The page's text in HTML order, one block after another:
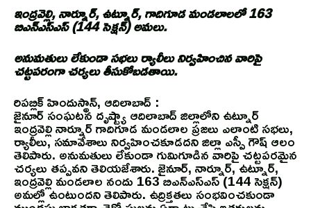
ఇంద్రవెల్లి, నార్నూర్, ఉట్నూర్, గాదిగూడ మండలాలలో 163
బిఎన్ఎస్ఎస్ (144 సెక్షన్) అమలు.
అనుమతులు లేకుండా సభలు ర్యాలీలు నిర్వహించిన వారిపై
చట్టపరంగా చర్యలు తీసుకోబడతాయి.
రిపబ్లిక్ హిందుస్థాన్, ఆదిలాబాద్ :
జైనూర్ సంఘటన దృష్ట్యా ఆదిలాబాద్ జిల్లాలోని ఉట్నూర్
ఇంద్రవెల్లి నార్నూర్ గాదిగూడ మండలాల ప్రజలు ఎలాంటి సభలు,
ర్యాలీలు, సమావేశాలు నిర్వహించకూడదని జిల్లా ఎస్పీ గౌష్ ఆలం
తెలిపారు. అనుమతులు లేకుండా గుమిగూడిన వారిపై చట్టపరమైన
చర్యలు తప్పవని తెలియజేశారు. జైనూర్, నార్నూర్, ఉట్నూర్,
ఇంద్రవెల్లి మండలాల నందు 163 బిఎన్ఎస్ఎస్ (144 సెక్షన్)
అమల్లో ఉంటుందని తెలిపారు. ఉద్రిక్తతలు సంభవించకుండా